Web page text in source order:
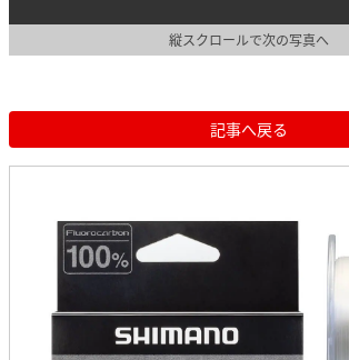
縦スクロールで次の写真へ
記事へ戻る